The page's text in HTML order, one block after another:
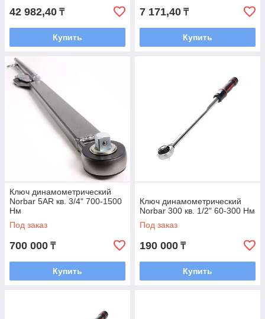
42 982,40 ₸
Купить
7 171,40 ₸
Купить
Ключ динамометрический
Norbar 5AR кв. 3/4" 700-1500
Нм
Под заказ
700 000 ₸
Купить
Ключ динамометрический
Norbar 300 кв. 1/2" 60-300 Нм
Под заказ
190 000 ₸
Купить